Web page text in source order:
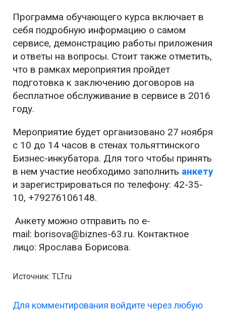
Программа обучающего курса включает в
себя подробную информацию о самом
сервисе, демонстрацию работы приложения
и ответы на вопросы. Стоит также отметить,
что в рамках мероприятия пройдет
подготовка к заключению договоров на
бесплатное обслуживание в сервисе в 2016
году.
Мероприятие будет организовано 27 ноября
с 10 до 14 часов в стенах тольяттинского
Бизнес-инкубатора. Для того чтобы принять
в нем участие необходимо заполнить анкету
и зарегистрироваться по телефону: 42-35-
10, +79276106148.
Анкету можно отправить по e-
mail: borisova@biznes-63.ru. Контактное
лицо: Ярослава Борисова.
Источник: TLT.ru
Для комментирования войдите через любую